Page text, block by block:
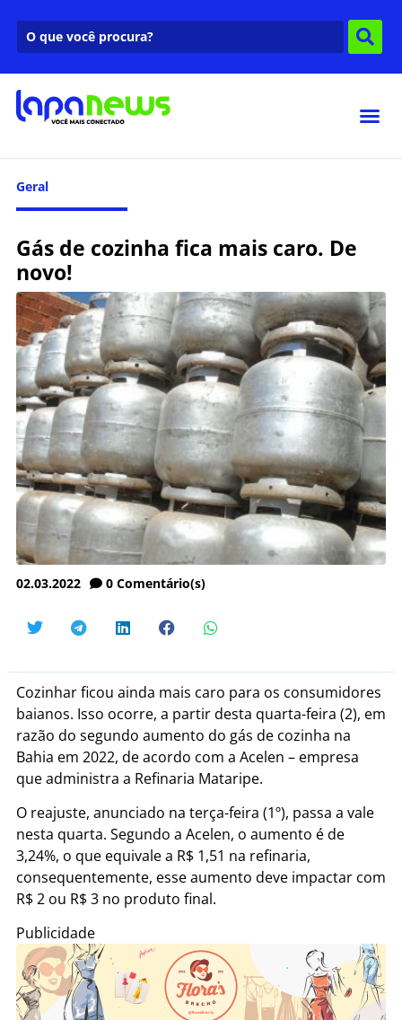
Geral
Gás de cozinha fica mais caro. De
novo!
02.03.2022 0 Comentário(s)
Cozinhar ficou ainda mais caro para os consumidores
baianos. Isso ocorre, a partir desta quarta-feira (2), em
razão do segundo aumento do gás de cozinha na
Bahia em 2022, de acordo com a Acelen – empresa
que administra a Refinaria Mataripe.
O reajuste, anunciado na terça-feira (1º), passa a vale
nesta quarta. Segundo a Acelen, o aumento é de
3,24%, o que equivale a R$ 1,51 na refinaria,
consequentemente, esse aumento deve impactar com
R$ 2 ou R$ 3 no produto final.
Publicidade